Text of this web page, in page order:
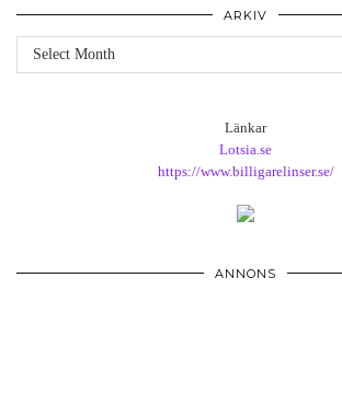
ARKIV
Arkiv
Länkar
Lotsia.se
https://www.billigarelinser.se/
ANNONS